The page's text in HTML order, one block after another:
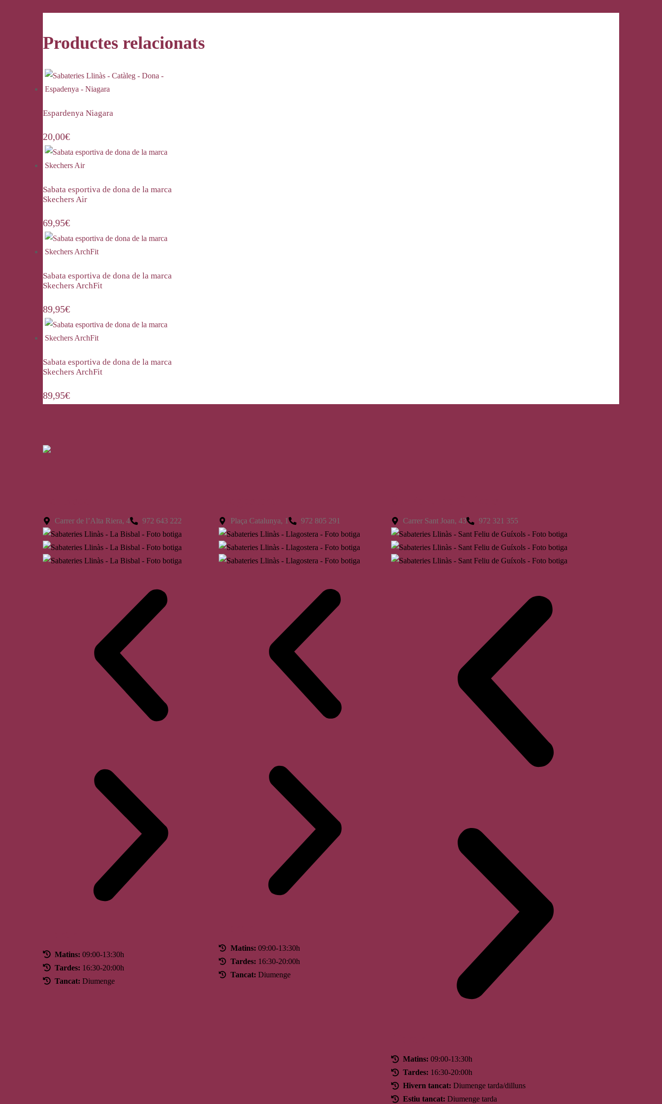
Productes relacionats
Espardenya Niagara
20,00€
Sabata esportiva de dona de la marca
Skechers Air
69,95€
Sabata esportiva de dona de la marca
Skechers ArchFit
89,95€
Sabata esportiva de dona de la marca
Skechers ArchFit
89,95€
Carrer de l’Alta Riera, 4 972 643 222
Matins: 09:00-13:30h
Tardes: 16:30-20:00h
Tancat: Diumenge
Plaça Catalunya, 1 972 805 291
Matins: 09:00-13:30h
Tardes: 16:30-20:00h
Tancat: Diumenge
Carrer Sant Joan, 43 972 321 355
Matins: 09:00-13:30h
Tardes: 16:30-20:00h
Hivern tancat: Diumenge tarda/dilluns
Estiu tancat: Diumenge tarda